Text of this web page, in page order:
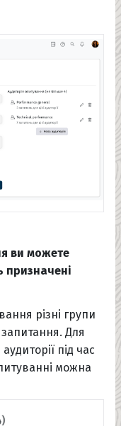
ви можете
призначені
різні групи
запитання. Для
під час
можна